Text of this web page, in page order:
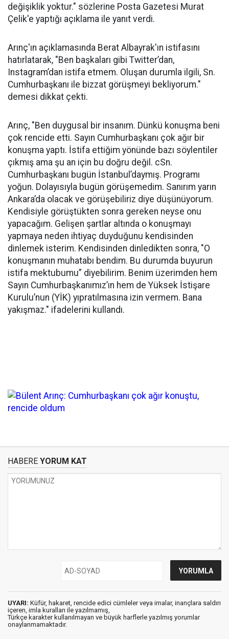
değişiklik yoktur." sözlerine Posta Gazetesi Murat
Çelik'e yaptığı açıklama ile yanıt verdi.
Arınç'ın açıklamasında Berat Albayrak'ın istifasını
hatırlatarak, "Ben başkaları gibi Twitter’dan,
Instagram’dan istifa etmem. Oluşan durumla ilgili, Sn.
Cumhurbaşkanı ile bizzat görüşmeyi bekliyorum."
demesi dikkat çekti.
Arınç, "Ben duygusal bir insanım. Dünkü konuşma beni
çok rencide etti. Sayın Cumhurbaşkanı çok ağır bir
konuşma yaptı. İstifa ettiğim yönünde bazı söylentiler
çıkmış ama şu an için bu doğru değil. cSn.
Cumhurbaşkanı bugün İstanbul’daymış. Programı
yoğun. Dolayısıyla bugün görüşemedim. Sanırım yarın
Ankara’da olacak ve görüşebiliriz diye düşünüyorum.
Kendisiyle görüştükten sonra gereken neyse onu
yapacağım. Gelişen şartlar altında o konuşmayı
yapmaya neden ihtiyaç duyduğunu kendisinden
dinlemek isterim. Kendisinden dinledikten sonra, "O
konuşmanın muhatabı bendim. Bu durumda buyurun
istifa mektubumu” diyebilirim. Benim üzerimden hem
Sayın Cumhurbaşkanımız’ın hem de Yüksek İstişare
Kurulu’nun (YİK) yıpratılmasına izin vermem. Bana
yakışmaz." ifadelerini kullandı.
HABERE YORUM KAT
UYARI: Küfür, hakaret, rencide edici cümleler veya imalar, inançlara saldırı
içeren, imla kuralları ile yazılmamış,
Türkçe karakter kullanılmayan ve büyük harflerle yazılmış yorumlar
onaylanmamaktadır.